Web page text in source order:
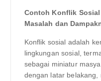
Contoh Konflik
Masalah dan
Konflik sosial adalah
lingkungan sosial,
sebagai miniatur
dengan latar belakang,